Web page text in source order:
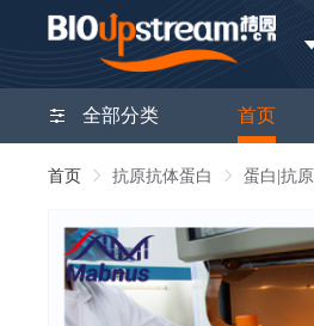
全部分类 首页
首页 抗原抗体蛋白 蛋白|抗原